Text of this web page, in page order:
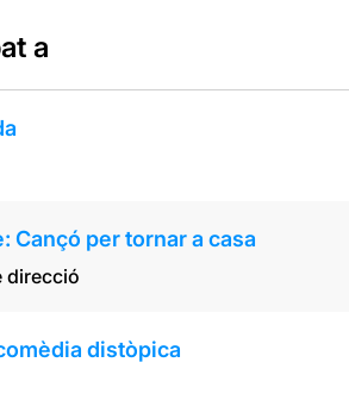
a
Cançó per tornar a casa
direcció
distòpica